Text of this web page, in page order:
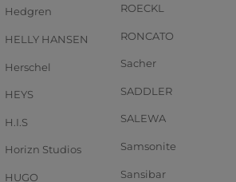
Hedgren
HELLY HANSEN
Herschel
HEYS
H.I.S
Horizn Studios
HUGO
ROECKL
RONCATO
Sacher
SADDLER
SALEWA
Samsonite
Sansibar